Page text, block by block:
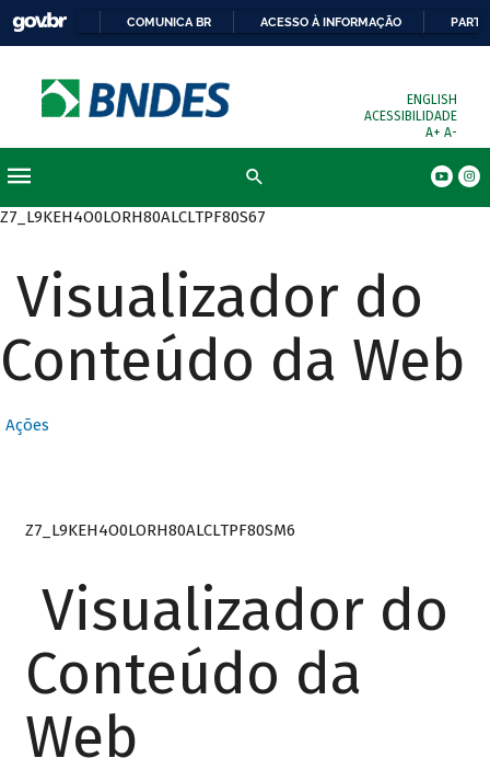
COMUNICA BR ACESSO À INFORMAÇÃO
ENGLISH
ACESSIBILIDADE
A+ A-
Z7_L9KEH4O0LORH80ALCLTPF80S67
Visualizador do
Conteúdo da Web
Ações
Z7_L9KEH4O0LORH80ALCLTPF80SM6
Visualizador do
Conteúdo da
Web